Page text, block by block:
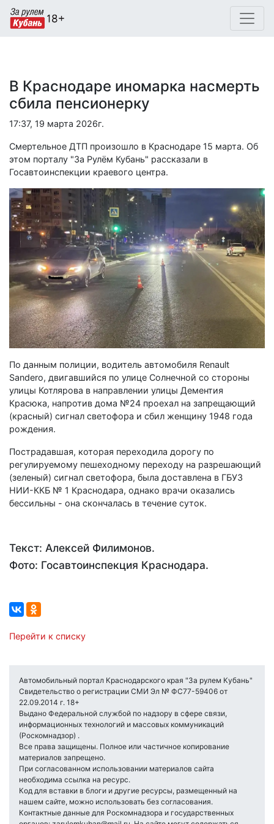
В Краснодаре иномарка насмерть
сбила пенсионерку
17:37, 19 марта 2026г.
Смертельное ДТП произошло в Краснодаре 15 марта. Об
этом порталу "За Рулём Кубань" рассказали в
Госавтоинспекции краевого центра.
По данным полиции, водитель автомобиля Renault
Sandero, двигавшийся по улице Солнечной со стороны
улицы Котлярова в направлении улицы Дементия
Красюка, напротив дома №24 проехал на запрещающий
(красный) сигнал светофора и сбил женщину 1948 года
рождения.
Пострадавшая, которая переходила дорогу по
регулируемому пешеходному переходу на разрешающий
(зеленый) сигнал светофора, была доставлена в ГБУЗ
НИИ-ККБ № 1 Краснодара, однако врачи оказались
бессильны - она скончалась в течение суток.
Текст: Алексей Филимонов.
Фото: Госавтоинспекция Краснодара.
Перейти к списку
Автомобильный портал Краснодарского края "За рулем Кубань"
Свидетельство о регистрации СМИ Эл № ФС77-59406 от
22.09.2014 г. 18+
Выдано Федеральной службой по надзору в сфере связи,
информационных технологий и массовых коммуникаций
(Роскомнадзор) .
Все права защищены. Полное или частичное копирование
материалов запрещено.
При согласованном использовании материалов сайта
необходима ссылка на ресурс.
Код для вставки в блоги и другие ресурсы, размещенный на
нашем сайте, можно использовать без согласования.
Контактные данные для Роскомнадзора и государственных